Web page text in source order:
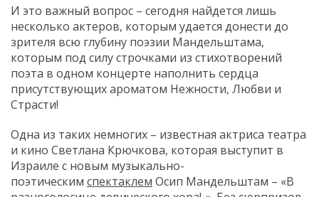
И это важный вопрос – сегодня найдется лишь
несколько актеров, которым удается донести до
зрителя всю глубину поэзии Мандельштама,
которым под силу строчками из стихотворений
поэта в одном концерте наполнить сердца
присутствующих ароматом Нежности, Любви и
Страсти!
Одна из таких немногих – известная актриса театра
и кино Светлана Крючкова, которая выступит в
Израиле с новым музыкально-
поэтическим спектаклем Осип Мандельштам – «В